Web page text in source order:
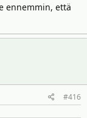
ennemmin, että
#416